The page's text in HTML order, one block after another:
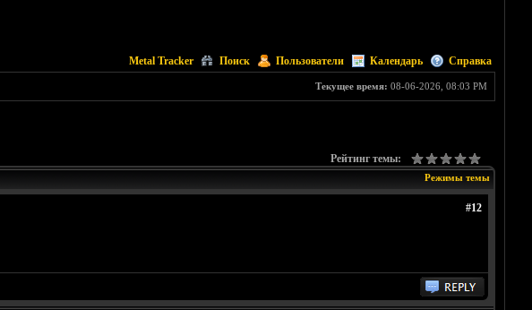
Metal Tracker Поиск Пользователи Календарь Справка
Текущее время: 08-06-2026, 08:03 PM
Рейтинг темы:
Режимы темы
#12